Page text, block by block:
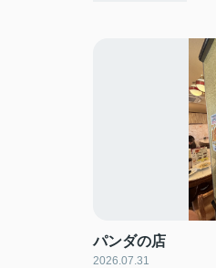
パンダの店
2026.07.31